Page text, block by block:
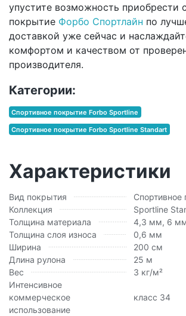
упустите возможность приобрести
покрытие Форбо Спортлайн по
доставкой уже сейчас и
комфортом и качеством от
производителя.
Категории:
Спортивное покрытие Forbo Sportline
Спортивное покрытие Forbo Sportline Standart
Характеристики
Вид покрытия
Спортивное
Коллекция
Sportline
Толщина материала
4,3 мм, 6
Толщина слоя износа
0,6 мм
Ширина
200 см
Длина рулона
25 м
Вес
3 кг/м²
Интенсивное
коммерческое
использование
класс 34